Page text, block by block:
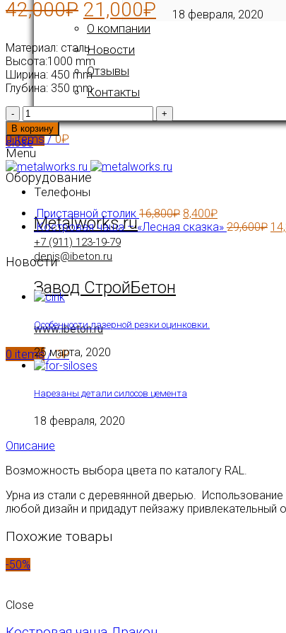
18 февраля, 2020
О компании
Новости
Отзывы
Контакты
0items / 0₽
Menu
Телефоны
Metalworks.ru
+7 (911) 123-19-79
denis@ibeton.ru
Завод СтройБетон
www.ibeton.ru
0 items / 0₽
42,000₽ 21,000₽
Материал: сталь
Высота:1000 mm
Ширина: 450 mm
Глубина: 350 mm
Количество
В корзину
close
Оборудование
Приставной столик 16,800₽ 8,400₽
Костровая чаша – «Лесная сказка» 29,600₽
Новости
Особенности лазерной резки оцинковки.
25 марта, 2020
Нарезаны детали силосов цемента
18 февраля, 2020
Описание
Возможность выбора цвета по каталогу RAL.
Урна из стали с деревянной дверью.
любой дизайн и придадут пейзажу привлекательный
Похожие товары
-50%
Close